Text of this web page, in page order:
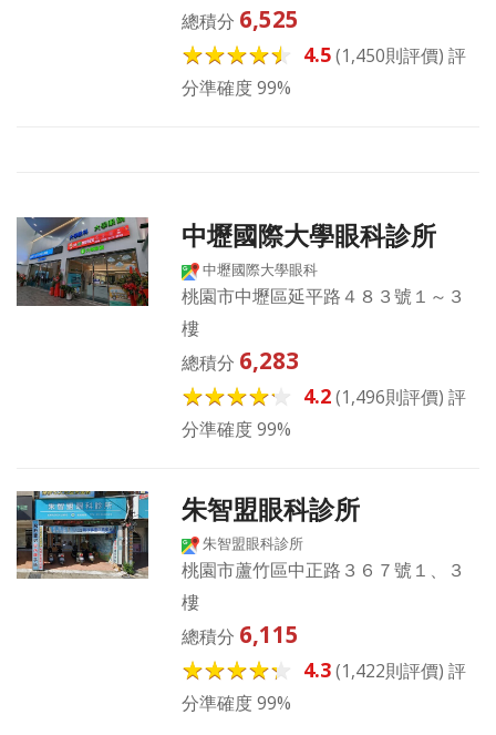
總積分 6,525
4.5(1,450則評價) 評
分準確度 99%
中壢國際大學眼科診所
中壢國際大學眼科
桃園市中壢區延平路４８３號１～３
樓
總積分 6,283
4.2(1,496則評價) 評
分準確度 99%
朱智盟眼科診所
朱智盟眼科診所
桃園市蘆竹區中正路３６７號１、３
樓
總積分 6,115
4.3(1,422則評價) 評
分準確度 99%